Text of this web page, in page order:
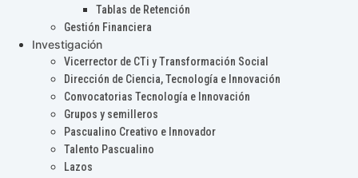
Tablas de Retención
Gestión Financiera
Investigación
Vicerrector de CTi y Transformación Social
Dirección de Ciencia, Tecnología e Innovación
Convocatorias Tecnología e Innovación
Grupos y semilleros
Pascualino Creativo e Innovador
Talento Pascualino
Lazos